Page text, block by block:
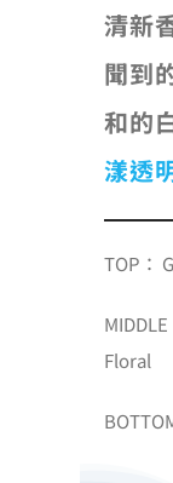
清新
聞到
和的
漾透
TOP：
Floral